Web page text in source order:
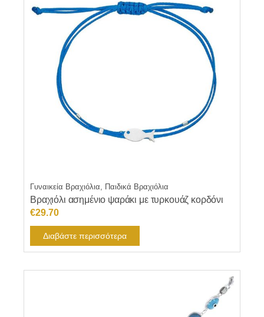
Γυναικεία Βραχιόλια, Παιδικά Βραχιόλια
Βραχιόλι ασημένιο ψαράκι με τυρκουάζ κορδόνι
€29.70
Διαβάστε περισσότερα